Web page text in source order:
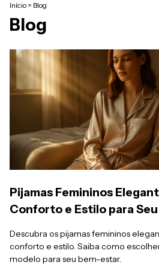
Início > Blog
Blog
Pijamas Femininos
Conforto e Estilo para
Descubra os pijamas femininos
conforto e estilo. Saiba como
modelo para seu bem-estar.